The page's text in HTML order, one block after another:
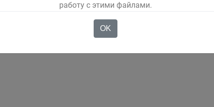
работу с этими файлами.
OK